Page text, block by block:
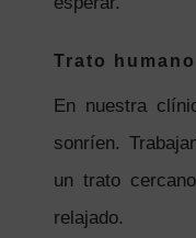
Trato humano
En nuestra
sonríen.
un trato
relajado.